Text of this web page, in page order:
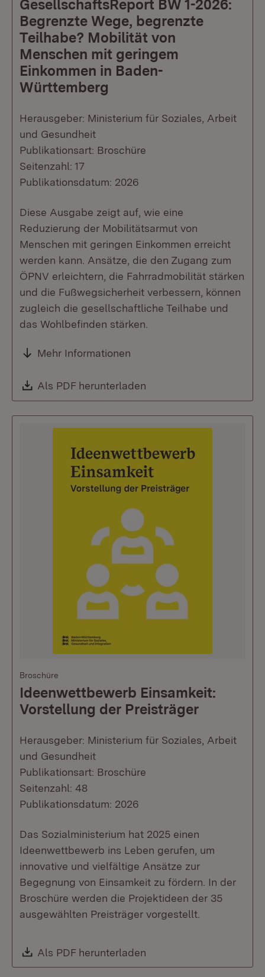
GesellschaftsReport BW 1-2026:
Begrenzte Wege, begrenzte
Teilhabe? Mobilität von
Menschen mit geringem
Einkommen in Baden-
Württemberg
Herausgeber: Ministerium für Soziales, Arbeit
und Gesundheit
Publikationsart: Broschüre
Seitenzahl: 17
Publikationsdatum: 2026
Diese Ausgabe zeigt auf, wie eine
Reduzierung der Mobilitätsarmut von
Menschen mit geringen Einkommen erreicht
werden kann. Ansätze, die den Zugang zum
ÖPNV erleichtern, die Fahrradmobilität stärken
und die Fußwegsicherheit verbessern, können
zugleich die gesellschaftliche Teilhabe und
das Wohlbefinden stärken.
Mehr Informationen
Download:
Als PDF herunterladen
Broschüre
Ideenwettbewerb Einsamkeit:
Vorstellung der Preisträger
Herausgeber: Ministerium für Soziales, Arbeit
und Gesundheit
Publikationsart: Broschüre
Seitenzahl: 48
Publikationsdatum: 2026
Das Sozialministerium hat 2025 einen
Ideenwettbewerb ins Leben gerufen, um
innovative und vielfältige Ansätze zur
Begegnung von Einsamkeit zu fördern. In der
Broschüre werden die Projektideen der 35
ausgewählten Preisträger vorgestellt.
Download:
Als PDF herunterladen